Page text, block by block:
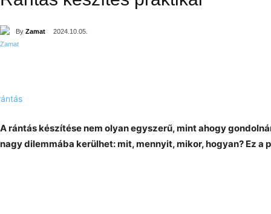
By Zamat 2024.10.05.
A rántás készítése nem olyan egyszerű, mint ahogy
nagy dilemmába kerülhet: mit, mennyit, mikor, hogyan? Ez a